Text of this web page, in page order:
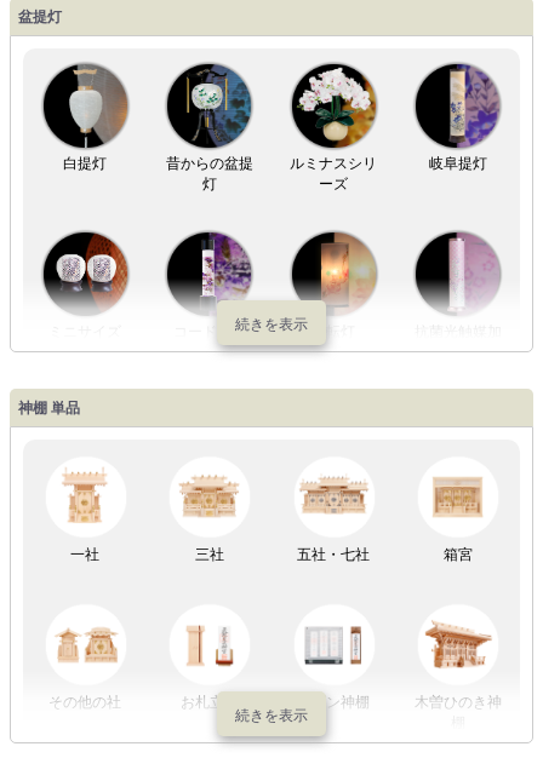
盆提灯
白提灯
昔からの盆提
灯
ルミナスシリ
ーズ
岐阜提灯
コードレス
工
LED灯 七色LED灯 和紙・絹製 木・竹製
初盆セット 贈るセット 盆提灯単品 一対セット
神棚 単品
一社 三社 五社・七社 箱宮
その他の社 お札立て モダン神棚
木曽ひのき神